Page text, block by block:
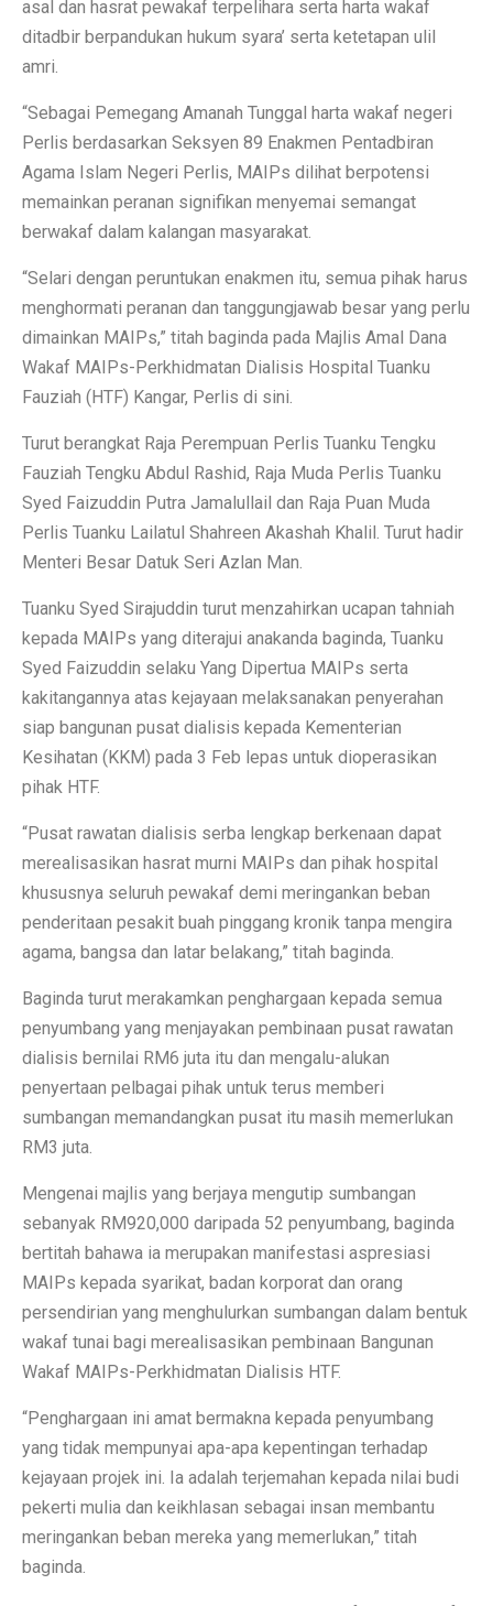
asal dan hasrat pewakaf terpelihara serta harta wakaf
ditadbir berpandukan hukum syara’ serta ketetapan ulil
amri.
“Sebagai Pemegang Amanah Tunggal harta wakaf negeri
Perlis berdasarkan Seksyen 89 Enakmen Pentadbiran
Agama Islam Negeri Perlis, MAIPs dilihat berpotensi
memainkan peranan signifikan menyemai semangat
berwakaf dalam kalangan masyarakat.
“Selari dengan peruntukan enakmen itu, semua pihak harus
menghormati peranan dan tanggungjawab besar yang perlu
dimainkan MAIPs,” titah baginda pada Majlis Amal Dana
Wakaf MAIPs-Perkhidmatan Dialisis Hospital Tuanku
Fauziah (HTF) Kangar, Perlis di sini.
Turut berangkat Raja Perempuan Perlis Tuanku Tengku
Fauziah Tengku Abdul Rashid, Raja Muda Perlis Tuanku
Syed Faizuddin Putra Jamalullail dan Raja Puan Muda
Perlis Tuanku Lailatul Shahreen Akashah Khalil. Turut hadir
Menteri Besar Datuk Seri Azlan Man.
Tuanku Syed Sirajuddin turut menzahirkan ucapan tahniah
kepada MAIPs yang diterajui anakanda baginda, Tuanku
Syed Faizuddin selaku Yang Dipertua MAIPs serta
kakitangannya atas kejayaan melaksanakan penyerahan
siap bangunan pusat dialisis kepada Kementerian
Kesihatan (KKM) pada 3 Feb lepas untuk dioperasikan
pihak HTF.
“Pusat rawatan dialisis serba lengkap berkenaan dapat
merealisasikan hasrat murni MAIPs dan pihak hospital
khususnya seluruh pewakaf demi meringankan beban
penderitaan pesakit buah pinggang kronik tanpa mengira
agama, bangsa dan latar belakang,” titah baginda.
Baginda turut merakamkan penghargaan kepada semua
penyumbang yang menjayakan pembinaan pusat rawatan
dialisis bernilai RM6 juta itu dan mengalu-alukan
penyertaan pelbagai pihak untuk terus memberi
sumbangan memandangkan pusat itu masih memerlukan
RM3 juta.
Mengenai majlis yang berjaya mengutip sumbangan
sebanyak RM920,000 daripada 52 penyumbang, baginda
bertitah bahawa ia merupakan manifestasi aspresiasi
MAIPs kepada syarikat, badan korporat dan orang
persendirian yang menghulurkan sumbangan dalam bentuk
wakaf tunai bagi merealisasikan pembinaan Bangunan
Wakaf MAIPs-Perkhidmatan Dialisis HTF.
“Penghargaan ini amat bermakna kepada penyumbang
yang tidak mempunyai apa-apa kepentingan terhadap
kejayaan projek ini. Ia adalah terjemahan kepada nilai budi
pekerti mulia dan keikhlasan sebagai insan membantu
meringankan beban mereka yang memerlukan,” titah
baginda.